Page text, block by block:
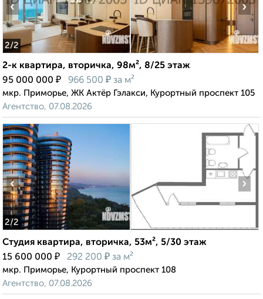
2/2
‹ ›
2-к квартира, вторичка, 98м², 8/25 этаж
95 000 000 ₽ 966 500 ₽ за м²
мкр. Приморье, ЖК Актёр Гэлакси, Курортный проспект 105
Агентство, 07.08.2026
2/2
‹ ›
Студия квартира, вторичка, 53м², 5/30 этаж
15 600 000 ₽ 292 200 ₽ за м²
мкр. Приморье, Курортный проспект 108
Агентство, 07.08.2026